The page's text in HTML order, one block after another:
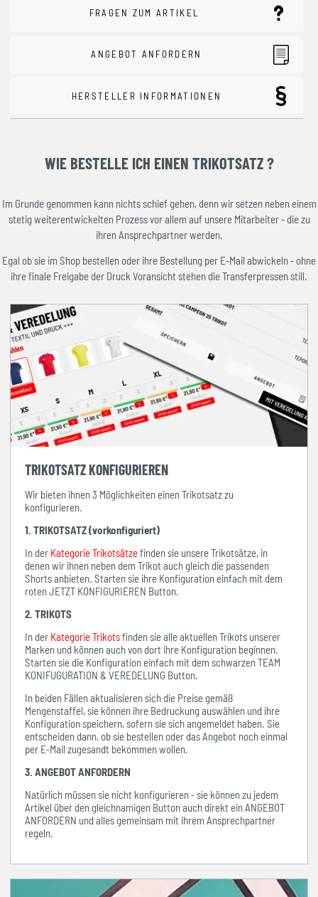
FRAGEN ZUM ARTIKEL
ANGEBOT ANFORDERN
HERSTELLER INFORMATIONEN
WIE BESTELLE ICH EINEN TRIKOTSATZ ?
Im Grunde genommen kann nichts schief gehen, denn wir setzen neben einem
stetig weiterentwickelten Prozess vor allem auf unsere Mitarbeiter - die zu
ihren Ansprechpartner werden.
Egal ob sie im Shop bestellen oder ihre Bestellung per E-Mail abwickeln - ohne
ihre finale Freigabe der Druck Voransicht stehen die Transferpressen still.
TRIKOTSATZ KONFIGURIEREN
Wir bieten ihnen 3 Möglichkeiten einen Trikotsatz zu
konfigurieren.
1. TRIKOTSATZ (vorkonfiguriert)
In der Kategorie Trikotsätzefinden sie unsere Trikotsätze, in
denen wir ihnen neben dem Trikot auch gleich die passenden
Shorts anbieten. Starten sie ihre Konfiguration einfach mit dem
roten JETZT KONFIGURIEREN Button.
2. TRIKOTS
In der Kategorie Trikotsfinden sie alle aktuellen Trikots unserer
Marken und können auch von dort ihre Konfiguration beginnen.
Starten sie die Konfiguration einfach mit dem schwarzen TEAM
KONIFUGURATION & VEREDELUNG Button.
In beiden Fällen aktualisieren sich die Preise gemäß
Mengenstaffel, sie können ihre Bedruckung auswählen und ihre
Konfiguration speichern, sofern sie sich angemeldet haben. Sie
entscheiden dann, ob sie bestellen oder das Angebot noch einmal
per E-Mail zugesandt bekommen wollen.
3. ANGEBOT ANFORDERN
Natürlich müssen sie nicht konfigurieren - sie können zu jedem
Artikel über den gleichnamigen Button auch direkt ein ANGEBOT
ANFORDERN und alles gemeinsam mit ihrem Ansprechpartner
regeln.